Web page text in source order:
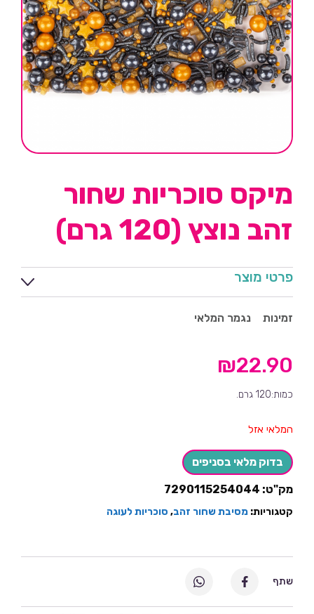
מיקס סוכריות שחור
זהב נוצץ (120 גרם)
פרטי מוצר
זמינות נגמר המלאי
₪22.90
כמות:120 גרם.
המלאי אזל
בדוק מלאי בסניפים
מק"ט: 7290115254044
קטגוריות: מסיבת שחור זהב, סוכריות לעוגה
שתף